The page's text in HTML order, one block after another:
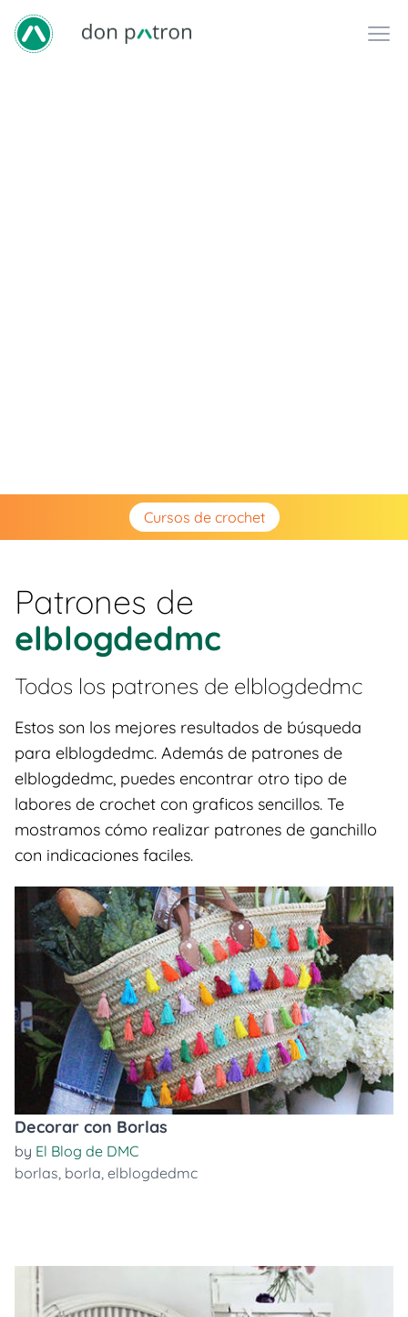
Cursos de crochet
Patrones de
elblogdedmc
Todos los patrones de elblogdedmc
Estos son los mejores resultados de búsqueda
para elblogdedmc. Además de patrones de
elblogdedmc, puedes encontrar otro tipo de
labores de crochet con graficos sencillos. Te
mostramos cómo realizar patrones de ganchillo
con indicaciones faciles.
Decorar con Borlas
by El Blog de DMC
borlas, borla, elblogdedmc